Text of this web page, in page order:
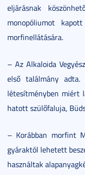
eljárásnak
monopóliumot
morfinellátására.
– Az Alkaloida
első találmány
létesítményben miért
hatott szülőfaluja,
– Korábban morfint
gyáraktól lehetett
használtak